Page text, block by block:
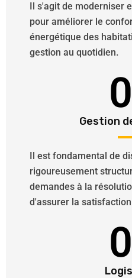
Il s'agit de moderniser
pour améliorer le
énergétique des
gestion au quotidien.
Gestion
Il est fondamental de
rigoureusement
demandes à la
d'assurer la